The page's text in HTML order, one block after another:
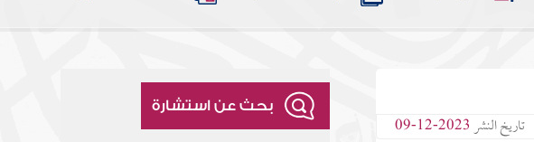
تاريخ النشر2023-12-09
بحث عن استشارة